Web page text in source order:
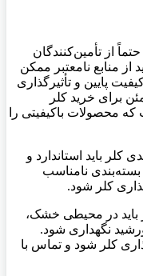
از تأمین‌کنندگان
از منابع نامعتبر ممکن
پایین و تأثیرگذاری
برای خرید کلر
که محصولات باکیفیتی را
کلر باید استاندارد و
نامناسب
کلر شود.
باید در محیطی خشک،
نگهداری شود.
کلر شود و تماس با